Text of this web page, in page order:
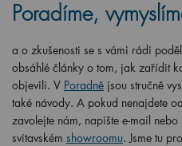
Poradíme,
a o zkušenosti se s vámi rádi
obsáhlé články o tom, jak zařídit
objevili. V Poradně jsou stručně
také návody. A pokud nenajdete
zavolejte nám, napište e-mail nebo
svitavském showroomu. Jsme tu